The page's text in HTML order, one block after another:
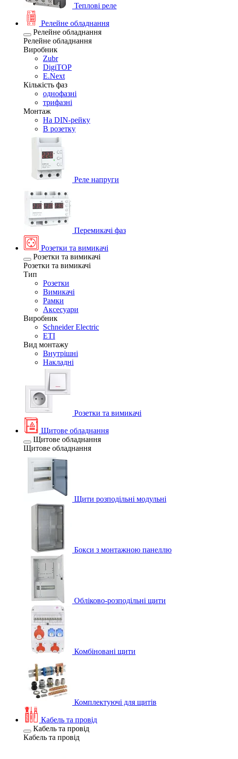
Теплові реле
Релейне обладнання
Релейне обладнання
Релейне обладнання
Виробник
Zubr
DigiTOP
E.Next
Кількість фаз
однофазні
трифазні
Монтаж
На DIN-рейку
В розетку
Реле напруги
Перемикачі фаз
Розетки та вимикачі
Розетки та вимикачі
Розетки та вимикачі
Тип
Розетки
Вимикачі
Рамки
Аксесуари
Виробник
Schneider Electric
ETI
Вид монтажу
Внутрішні
Накладні
Розетки та вимикачі
Щитове обладнання
Щитове обладнання
Щитове обладнання
Щити розподільні модульні
Бокси з монтажною панеллю
Обліково-розподільні щити
Комбіновані щити
Комплектуючі для щитів
Кабель та провід
Кабель та провід
Кабель та провід